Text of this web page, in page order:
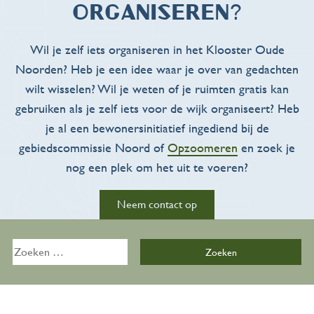
organiseren?
Wil je zelf iets organiseren in het Klooster Oude
Noorden? Heb je een idee waar je over van gedachten
wilt wisselen? Wil je weten of je ruimten gratis kan
gebruiken als je zelf iets voor de wijk organiseert? Heb
je al een bewonersinitiatief ingediend bij de
gebiedscommissie Noord ofOpzoomeren en zoek je
nog een plek om het uit te voeren?
Neem contact op
Overzicht
Kalender
Zalen
De Bijkeuken
Over ons
Organisatie
Onze geschiedenis
Zoeken
naar: